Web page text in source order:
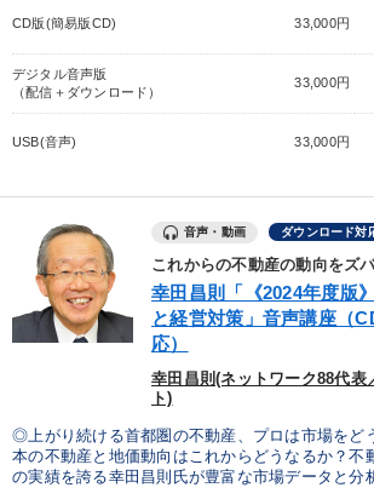
CD版(簡易版CD) 33,000円
デジタル音声版
（配信＋ダウンロード）
33,000円
USB(音声) 33,000円
音声・動画 ダウンロード対
これからの不動産の動向をズ
幸田昌則「《2024年度版
と経営対策」音声講座（
応）
幸田昌則(ネットワーク88代表
ト)
◎上がり続ける首都圏の不動産、プロは市場を
本の不動産と地価動向はこれからどうなるか？不
の実績を誇る幸田昌則氏が豊富な市場データと分